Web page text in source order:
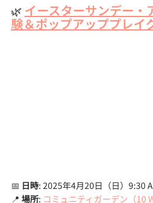
🌿 イースターサンデー・
験＆ポップアッププレイ
📅 日時: 2025年4月20日（日）9:30
📍 場所: コミュニティガーデン（10